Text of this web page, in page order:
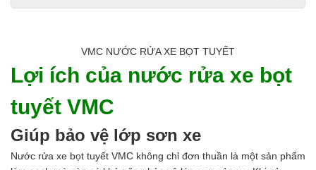
Tẩy rửa sinh hoạt
Tẩy rửa ô tô xe máy
Tẩy cáu cặn đường ống
Tẩy rửa khác
HÓA CHẤT THỦY SẢN
Hóa chất xử lý nước
Men đường ruột
VMC NƯỚC RỬA XE BỌT TUYẾT
Lợi ích của nước rửa xe bọt
tuyết VMC
Giúp bảo vệ lớp sơn xe
Nước rửa xe bọt tuyết VMC không chỉ đơn thuần là một sản phẩm